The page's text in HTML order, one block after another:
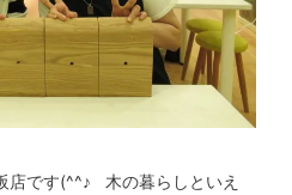
店です(^^♪ 木の暮らしといえ